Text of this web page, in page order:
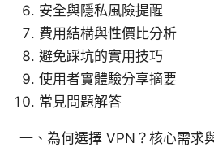
安全與隱私風險提醒
費用結構與性價比分析
避免踩坑的實用技巧
使用者實體驗分享摘要
常見問題解答
一、為何選擇 VPN？核心需求